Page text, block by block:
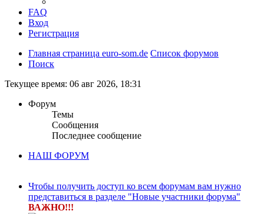
FAQ
Вход
Регистрация
Главная страница euro-som.de Список форумов
Поиск
Текущее время: 06 авг 2026, 18:31
Форум
Темы
Сообщения
Последнее сообщение
НАШ ФОРУМ
Чтобы получить доступ ко всем форумам вам нужно
представиться в разделе "Новые участники форума"
ВАЖНО!!!